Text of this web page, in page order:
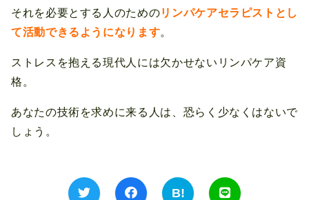
それを必要とする人のためのリンパケアセラピストとし
て活動できるようになります。
ストレスを抱える現代人には欠かせないリンパケア資
格。
あなたの技術を求めに来る人は、恐らく少なくはないで
しょう。